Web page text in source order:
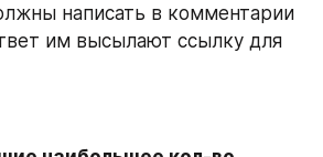
написать в комментарии
им высылают ссылку для